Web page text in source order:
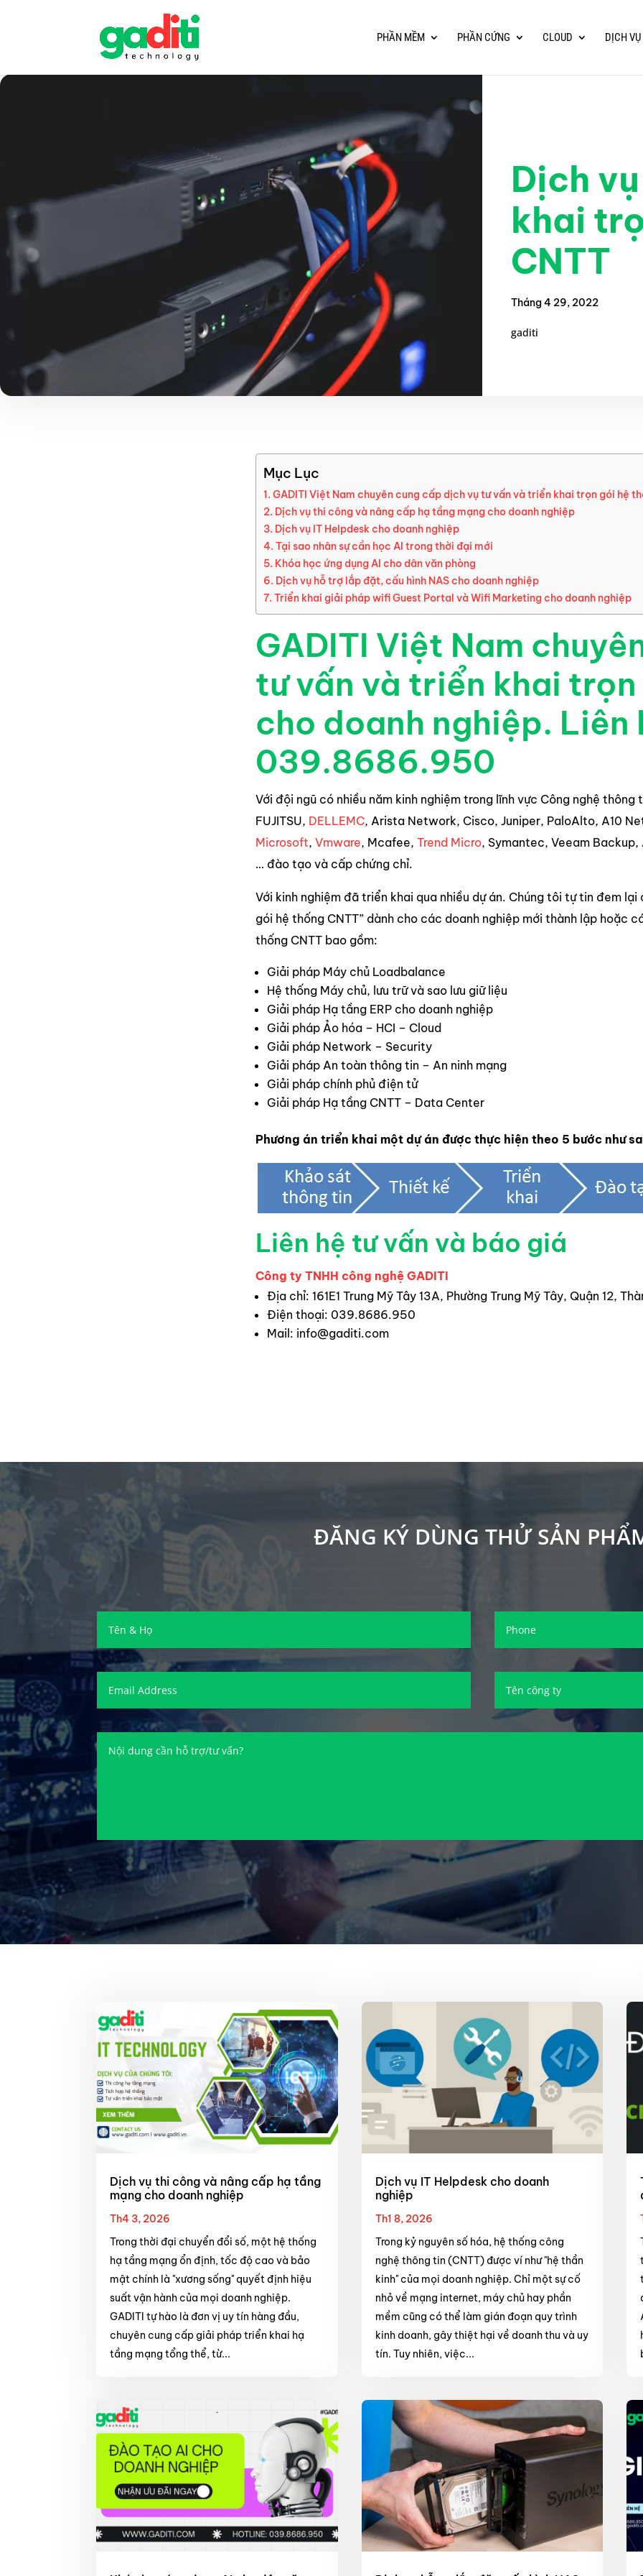
PHẦN MỀM PHẦN CỨNG CLOUD DỊCH VỤ
Dịch
khai
CNTT
Tháng 4 29, 2022
gaditi
Mục Lục
GADITI Việt Nam chuyên cung cấp dịch vụ tư vấn và triển khai trọn gói hệ
Dịch vụ thi công và nâng cấp hạ tầng mạng cho doanh nghiệp
Dịch vụ IT Helpdesk cho doanh nghiệp
Tại sao nhân sự cần học AI trong thời đại mới
Khóa học ứng dụng AI cho dân văn phòng
Dịch vụ hỗ trợ lắp đặt, cấu hình NAS cho doanh nghiệp
Triển khai giải pháp wifi Guest Portal và Wifi Marketing cho doanh nghiệp
GADITI Việt Nam
tư vấn và triển khai
cho doanh nghiệp. Liên
039.8686.950
Với đội ngũ có nhiều năm kinh nghiệm trong lĩnh vực Công nghệ
FUJITSU, DELLEMC, Arista Network, Cisco, Juniper, PaloAlto, A10
Microsoft, Vmware, Mcafee, Trend Micro, Symantec, Veeam Backup,
… đào tạo và cấp chứng chỉ.
Với kinh nghiệm đã triển khai qua nhiều dự án. Chúng tôi tự tin đem
gói hệ thống CNTT” dành cho các doanh nghiệp mới thành lập hoặc
thống CNTT bao gồm:
Giải pháp Máy chủ Loadbalance
Hệ thống Máy chủ, lưu trữ và sao lưu giữ liệu
Giải pháp Hạ tầng ERP cho doanh nghiệp
Giải pháp Ảo hóa – HCI – Cloud
Giải pháp Network – Security
Giải pháp An toàn thông tin – An ninh mạng
Giải pháp chính phủ điện tử
Giải pháp Hạ tầng CNTT – Data Center
Phương án triển khai một dự án được thực hiện theo 5 bước như
Liên hệ tư vấn và báo giá
Công ty TNHH công nghệ GADITI
Địa chỉ: 161E1 Trung Mỹ Tây 13A, Phường Trung Mỹ Tây, Quận 12,
Điện thoại: 039.8686.950
Mail: info@gaditi.com
ĐĂNG KÝ DÙNG THỬ SẢN
Dịch vụ thi công và nâng cấp hạ tầng
mạng cho doanh nghiệp
Th4 3, 2026
Trong thời đại chuyển đổi số, một hệ thống
hạ tầng mạng ổn định, tốc độ cao và bảo
mật chính là "xương sống" quyết định hiệu
suất vận hành của mọi doanh nghiệp.
GADITI tự hào là đơn vị uy tín hàng đầu,
chuyên cung cấp giải pháp triển khai hạ
tầng mạng tổng thể, từ...
Dịch vụ IT Helpdesk cho doanh
nghiệp
Th1 8, 2026
Trong kỷ nguyên số hóa, hệ thống công
nghệ thông tin (CNTT) được ví như "hệ thần
kinh" của mọi doanh nghiệp. Chỉ một sự cố
nhỏ về mạng internet, máy chủ hay phần
mềm cũng có thể làm gián đoạn quy trình
kinh doanh, gây thiệt hại về doanh thu và uy
tín. Tuy nhiên, việc...